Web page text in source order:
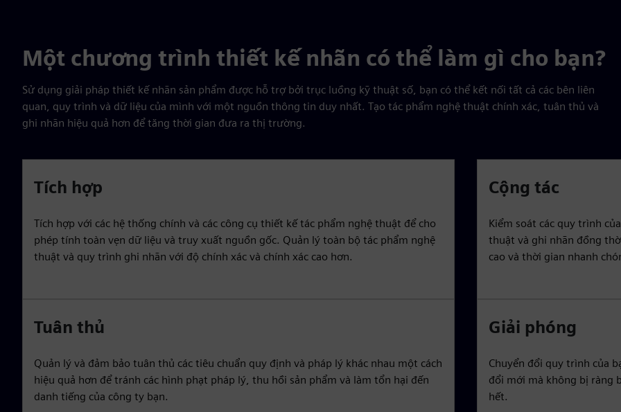
Một chương trình thiết kế nhãn có thể làm gì cho bạn?
Sử dụng giải pháp thiết kế nhãn sản phẩm được hỗ trợ bởi trục luồng kỹ thuật số, bạn có thể kết nối tất cả các bên liên
quan, quy trình và dữ liệu của mình với một nguồn thông tin duy nhất. Tạo tác phẩm nghệ thuật chính xác, tuân thủ và
ghi nhãn hiệu quả hơn để tăng thời gian đưa ra thị trường.
Tích hợp
Tích hợp với các hệ thống chính và các công cụ thiết kế tác phẩm nghệ thuật để cho
phép tính toàn vẹn dữ liệu và truy xuất nguồn gốc. Quản lý toàn bộ tác phẩm nghệ
thuật và quy trình ghi nhãn với độ chính xác và chính xác cao hơn.
Cộng tác
Kiểm soát các quy trình
thuật và ghi nhãn đồng
cao và thời gian nhanh
Tuân thủ
Quản lý và đảm bảo tuân thủ các tiêu chuẩn quy định và pháp lý khác nhau một cách
hiệu quả hơn để tránh các hình phạt pháp lý, thu hồi sản phẩm và làm tổn hại đến
danh tiếng của công ty bạn.
Giải phóng
Chuyển đổi quy trình của
đổi mới mà không bị ràng
hết.